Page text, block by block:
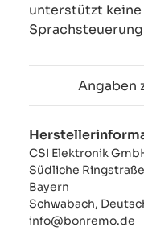
unterstützt keine
Angaben
CSI Elektronik
Südliche
Bayern
Schwabach,
info@bonremo.de